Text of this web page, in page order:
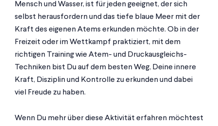
Mensch und Wasser, ist für jeden geeignet, der sich
selbst herausfordern und das tiefe blaue Meer mit der
Kraft des eigenen Atems erkunden möchte. Ob in der
Freizeit oder im Wettkampf praktiziert, mit dem
richtigen Training wie Atem- und Druckausgleichs-
Techniken bist Du auf dem besten Weg, Deine innere
Kraft, Disziplin und Kontrolle zu erkunden und dabei
viel Freude zu haben.
Wenn Du mehr über diese Aktivität erfahren möchtest